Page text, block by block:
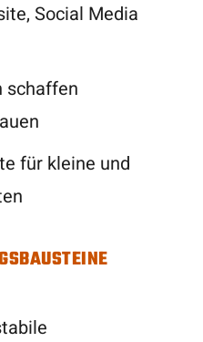
Social Media
schaffen
für kleine und